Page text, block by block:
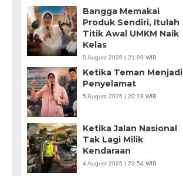
Bangga Memakai
Produk Sendiri, Itulah
Titik Awal UMKM Naik
Kelas
5 August 2026 | 21:09 WIB
Ketika Teman Menjadi
Penyelamat
5 August 2026 | 20:19 WIB
Ketika Jalan Nasional
Tak Lagi Milik
Kendaraan
4 August 2026 | 23:54 WIB